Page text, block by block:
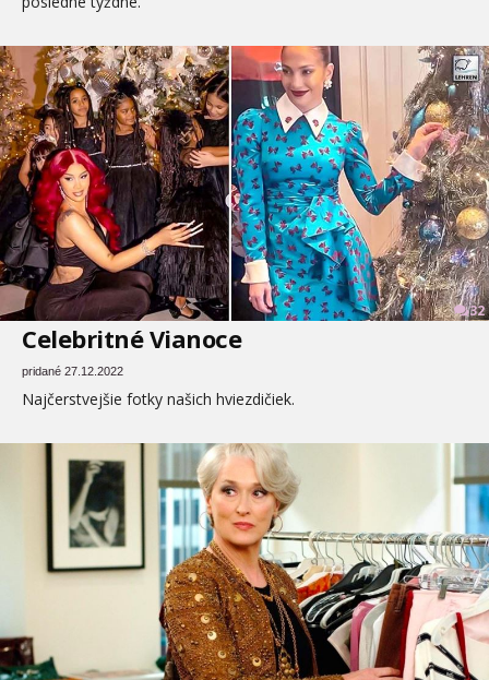
32
Celebritné Vianoce
pridané 27.12.2022
Najčerstvejšie fotky našich hviezdičiek.